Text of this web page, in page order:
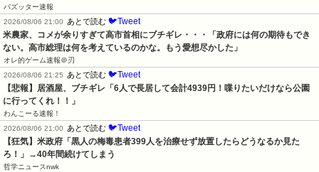
バズッター速報
2026/08/06 21:00
あとで読む 🐦Tweet
米農家、コメが余りすぎて高市首相にブチギレ・・・「政府には何の期待もでき
ない。高市総理は何を考えているのかな。もう愛想尽かした」
オレ的ゲーム速報＠刃
2026/08/06 21:25
あとで読む 🐦Tweet
【悲報】居酒屋、ブチギレ「6人で長居して会計4939円！喋りたいだけなら公園
に行ってくれ！！」
わんこーる速報！
2026/08/06 21:00
あとで読む 🐦Tweet
【狂気】米政府「黒人の梅毒患者399人を治療せず放置したらどうなるか見た
ろ！」→40年間続けてしまう
哲学ニュースnwk